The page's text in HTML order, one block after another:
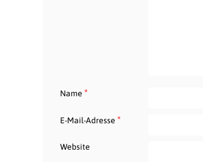
Name *
E-Mail-Adresse *
Website